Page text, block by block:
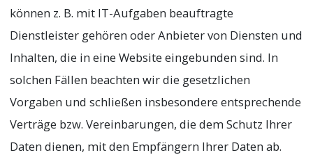
können z. B. mit IT-Aufgaben beauftragte
Dienstleister gehören oder Anbieter von Diensten und
Inhalten, die in eine Website eingebunden sind. In
solchen Fällen beachten wir die gesetzlichen
Vorgaben und schließen insbesondere entsprechende
Verträge bzw. Vereinbarungen, die dem Schutz Ihrer
Daten dienen, mit den Empfängern Ihrer Daten ab.